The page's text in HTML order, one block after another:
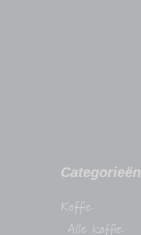
Categorieën
Koffie
Alle koffie